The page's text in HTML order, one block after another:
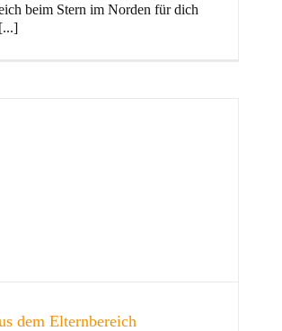
beim Stern im Norden für dich
dem Elternbereich